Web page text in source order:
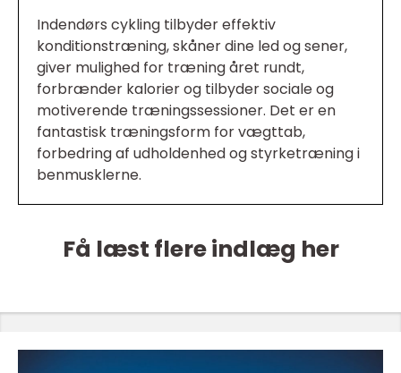
Indendørs cykling tilbyder effektiv
konditionstræning, skåner dine led og sener,
giver mulighed for træning året rundt,
forbrænder kalorier og tilbyder sociale og
motiverende træningssessioner. Det er en
fantastisk træningsform for vægttab,
forbedring af udholdenhed og styrketræning i
benmusklerne.
Få læst flere indlæg her